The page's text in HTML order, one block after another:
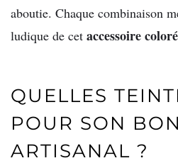
aboutie. Chaque combinaison
ludique de cet accessoire coloré
QUELLES
POUR SON
ARTISANAL ?